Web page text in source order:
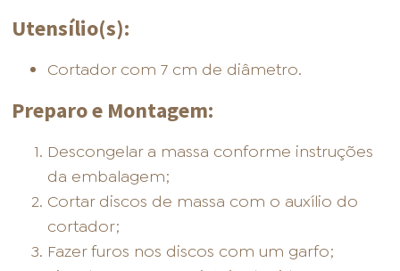
Utensílio(s):
Cortador com 7 cm de diâmetro.
Preparo e Montagem:
Descongelar a massa conforme instruções
da embalagem;
Cortar discos de massa com o auxílio do
cortador;
Fazer furos nos discos com um garfo;